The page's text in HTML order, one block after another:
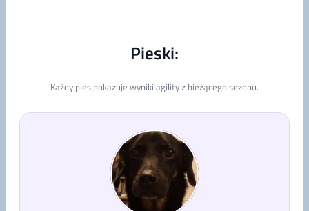
Pieski:
Każdy pies pokazuje wyniki agility z bieżącego sezonu.